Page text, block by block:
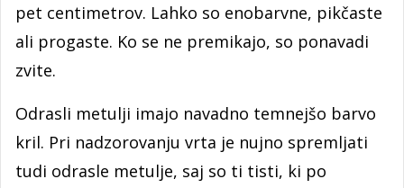
pet centimetrov. Lahko so enobarvne, pikčaste
ali progaste. Ko se ne premikajo, so ponavadi
zvite.
Odrasli metulji imajo navadno temnejšo barvo
kril. Pri nadzorovanju vrta je nujno spremljati
tudi odrasle metulje, saj so ti tisti, ki po